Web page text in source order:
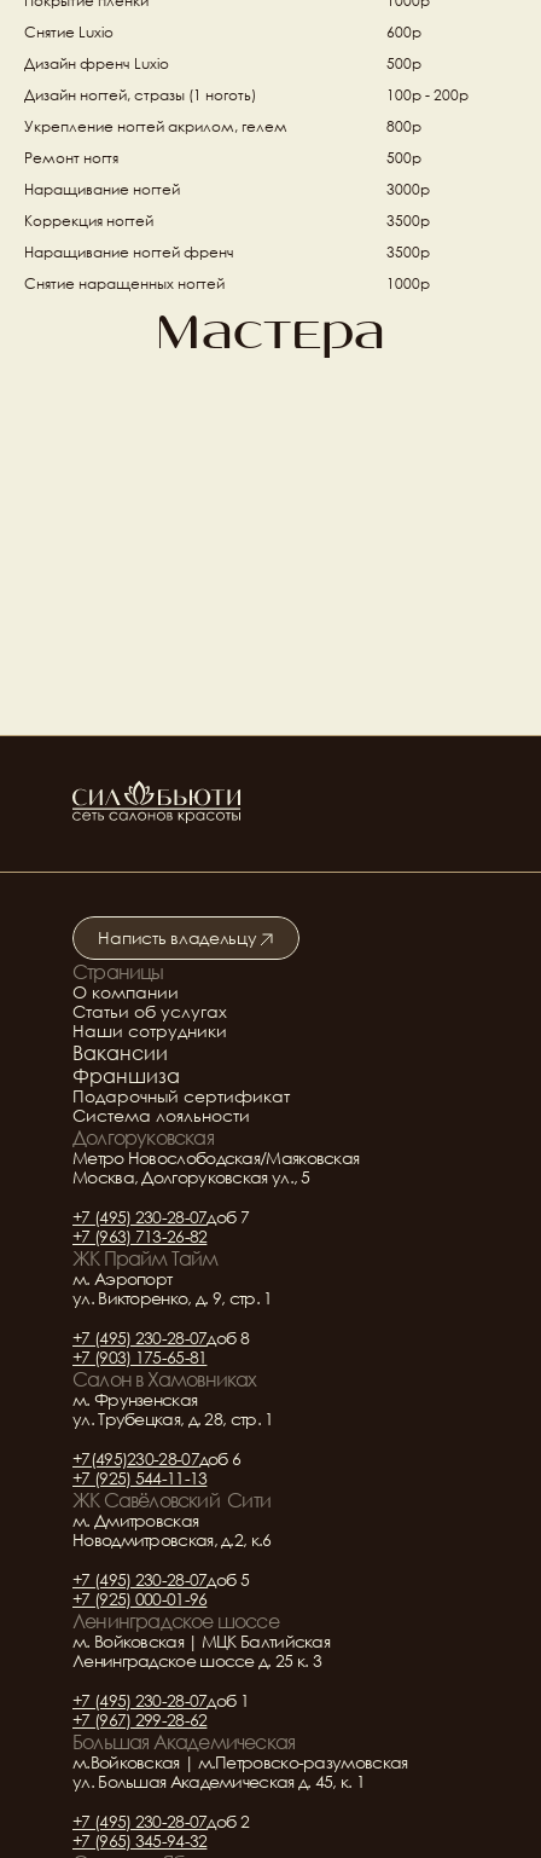
Снятие Luxio
600р
Дизайн френч Luxio
500р
Дизайн ногтей, стразы (1 ноготь)
100р - 200р
Укрепление ногтей акрилом, гелем
800р
Ремонт ногтя
500р
Наращивание ногтей
3000р
Коррекция ногтей
3500р
Наращивание ногтей френч
3500р
Снятие наращенных ногтей
1000р
Мастера
Мастер ногтевого сервиса
Топ мастер ногтевого
ногтевого сервиса
Страницы
О компании
Статьи об услугах
Наши сотрудники
Вакансии
Франшиза
Подарочный сертификат
Система лояльности
Написть владельцу
Подробнее о салоне
Долгоруковская
Метро Новослободская/Маяковская
Москва, Долгоруковская ул., 5
+7 (495) 230-28-07доб 7
+7 (963) 713-26-82
ЖК Прайм Тайм
м. Аэропорт
ул. Викторенко, д. 9, стр. 1
+7 (495) 230-28-07доб 8
+7 (903) 175-65-81
Салон в Хамовниках
м. Фрунзенская
ул. Трубецкая, д. 28, стр. 1
+7(495)230-28-07доб 6
+7 (925) 544-11-13
ЖК Савёловский  Сити
м. Дмитровская
Новодмитровская, д.2, к.6
+7 (495) 230-28-07доб 5
+7 (925) 000-01-96
Ленинградское шоссе
м. Войковская | МЦК Балтийская
Ленинградское шоссе д. 25 к. 3
+7 (495) 230-28-07доб 1
+7 (967) 299-28-62
Большая Академическая
м.Войковская | м.Петровско-разумовская
ул. Большая Академическая д. 45, к. 1
+7 (495) 230-28-07доб 2
+7 (965) 345-94-32